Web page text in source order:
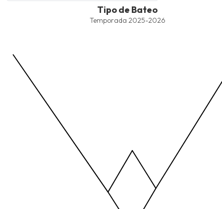
The chart has 1 X axis displaying values. Data ranges from -
The chart has 1 Y axis displaying values. Data ranges from -
Tipo de Bateo
Temporada 2025-2026